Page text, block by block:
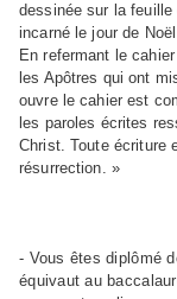
dessinée sur la
incarné le jour de
En refermant le
les Apôtres qui ont
ouvre le cahier est
les paroles écrites
Christ. Toute écriture
résurrection. »
- Vous êtes diplômé
équivaut au